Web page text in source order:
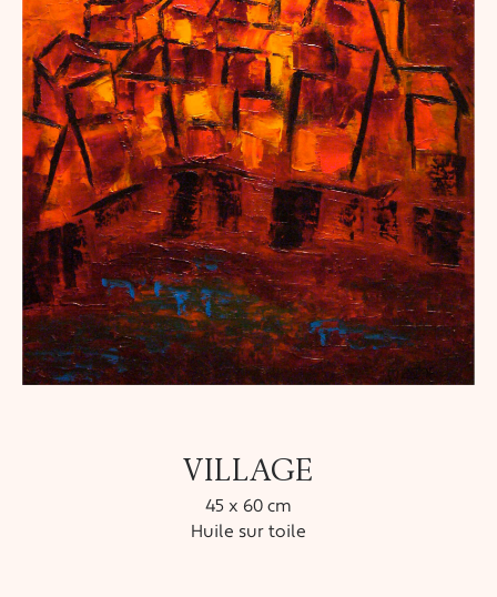
VILLAGE
45 x 60 cm
Huile sur toile